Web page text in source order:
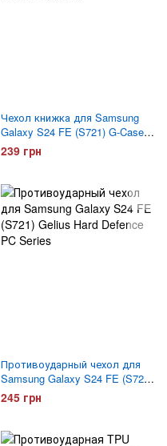
Чехол книжка для Samsung
Galaxy S24 FE (S721) G-Case
Ranger Темно зеленый
239 грн
Противоударный чехол для
Samsung Galaxy S24 FE (S721)
Gelius Hard Defence PC Series
245 грн